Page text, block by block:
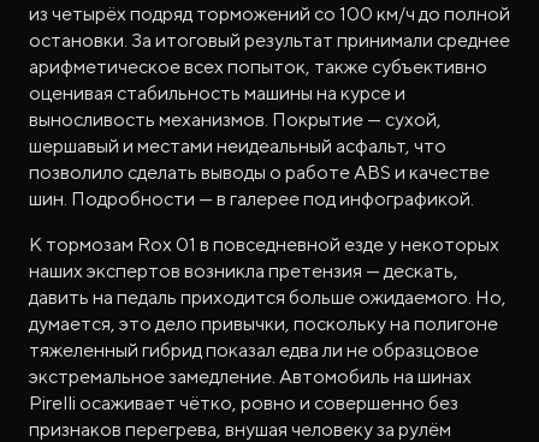
из четырёх подряд торможений со 100 км/ч до полной
остановки. За итоговый результат принимали среднее
арифметическое всех попыток, также субъективно
оценивая стабильность машины на курсе и
выносливость механизмов. Покрытие — сухой,
шершавый и местами неидеальный асфальт, что
позволило сделать выводы о работе ABS и качестве
шин. Подробности — в галерее под инфографикой.
К тормозам Rox 01 в повседневной езде у некоторых
наших экспертов возникла претензия — дескать,
давить на педаль приходится больше ожидаемого. Но,
думается, это дело привычки, поскольку на полигоне
тяжеленный гибрид показал едва ли не образцовое
экстремальное замедление. Автомобиль на шинах
Pirelli осаживает чётко, ровно и совершенно без
признаков перегрева, внушая человеку за рулём